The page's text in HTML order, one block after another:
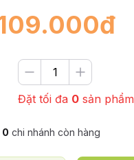
đ
Đặt tối đa 0 sản phẩm
0 chi nhánh còn hàng